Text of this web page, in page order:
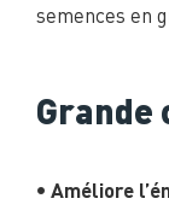
semences en
• Améliore